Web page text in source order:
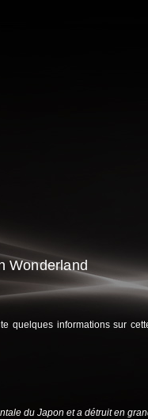
Wonderland
quelques informations sur
du Japon et a détruit en